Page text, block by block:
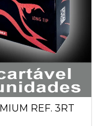
REF. 3RT